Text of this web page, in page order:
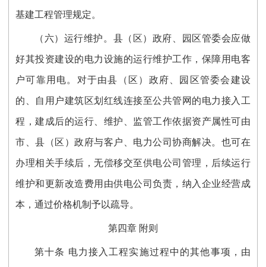
基建工程管理规定。
（六）运行维护。县（区）政府、园区管委会应做
好其投资建设的电力设施的运行维护工作，保障用电客
户可靠用电。对于由县（区）政府、园区管委会建设
的、自用户建筑区划红线连接至公共管网的电力接入工
程，建成后的运行、维护、监管工作依据资产属性可由
市、县（区）政府与客户、电力公司协商解决。也可在
办理相关手续后，无偿移交至供电公司管理，后续运行
维护和更新改造费用由供电公司负责，纳入企业经营成
本，通过价格机制予以疏导。
第四章 附则
第十条 电力接入工程实施过程中的其他事项，由